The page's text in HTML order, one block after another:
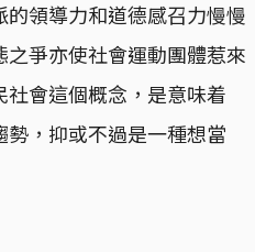
領導力和道德感召力慢慢
爭亦使社會運動團體惹來
會這個概念，是意味着
勢，抑或不過是一種想當